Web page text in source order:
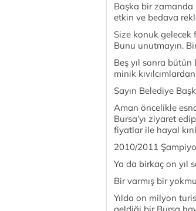
Başka bir
etkin ve bedava
Size konuk gelecek
Bunu unutmayın.
Beş yıl sonra
minik
Sayın Belediye
Aman öncelikle
Bursa’yı ziyaret
fiyatlar ile hayal
2010/2011
Ya da birkaç on yıl
Bir varmış bir
Yılda on milyon